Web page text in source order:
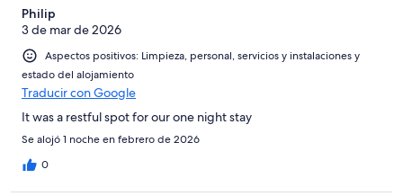
Philip
3 de mar de 2026
Aspectos positivos: Limpieza, personal, servicios y instalaciones y
estado del alojamiento
Traducir con Google
It was a restful spot for our one night stay
Se alojó 1 noche en febrero de 2026
0